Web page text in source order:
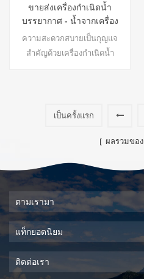
ขายส่งเครื่องกำเนิดน้ำ
บรรยากาศ - น้ำจากเครื่อง
อากาศ ZL8510E
ความสะดวกสบายเป็นกุญแจ
สำคัญด้วยเครื่องกำเนิดน้ำ
การตรวจสอบและควบคุมที่
รอบทำให้มั่นใจได้ว่าคุณ
ใหม่ได้ทุกเมื่อที่คุณต้องการ
ประโยชน์หลัก: น้ำดื่มบริสุทธิ์; น้ำ
อุณหภูมิปกติ ไม่มีการติดตั้ง ไม่มี
ของเสียเกิดขึ้น22
เป็นครั้งแรก
[ ผลรวมของ
ตามเรามา
แท็กยอดนิยม
ติดต่อเรา